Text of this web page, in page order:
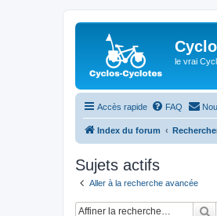
le vrai
Accès rapide FAQ
Index du forum
Sujets actifs
Aller à la recherche avancée